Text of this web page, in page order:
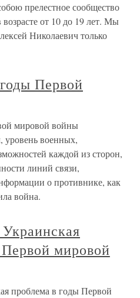
прелестное сообщество
возрасте от 10 до 19 лет. Мы
Николаевич только
Первой
мировой войны
уровень военных,
каждой из сторон,
линий связи,
о противнике, как
война.
мировой
проблема в годы Первой